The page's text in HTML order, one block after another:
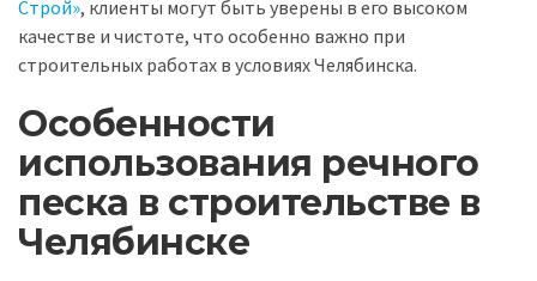
Строй», клиенты могут быть уверены в его высоком
качестве и чистоте, что особенно важно при
строительных работах в условиях Челябинска.
Особенности
использования речного
песка в строительстве в
Челябинске